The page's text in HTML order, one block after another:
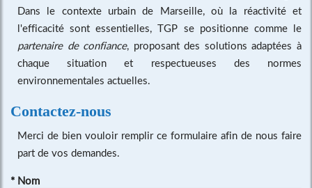
Dans le contexte urbain de Marseille, où la réactivité et
l'efficacité sont essentielles, TGP se positionne comme le
partenaire de confiance, proposant des solutions adaptées à
chaque situation et respectueuses des normes
environnementales actuelles.
Contactez-nous
Merci de bien vouloir remplir ce formulaire afin de nous faire
part de vos demandes.
* Nom